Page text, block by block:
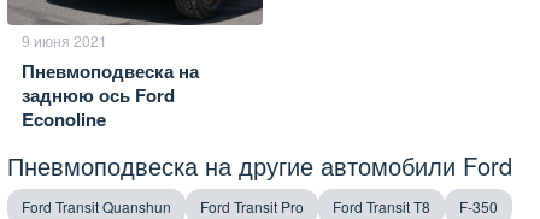
9 июня 2021
Пневмоподвеска на
заднюю ось Ford
Econoline
Пневмоподвеска на другие автомобили Ford
Ford Transit Quanshun Ford Transit Pro Ford Transit T8
F-350